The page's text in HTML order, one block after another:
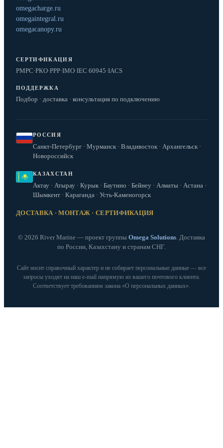
omegacharge.ru
omegaintegral.ru
omegacanopy.ru
СЕРТИФИКАЦИЯ
РМРС·РКО·РРР·IMO·IEC 60945·IACS
ПОДДЕРЖКА
Подбор · доставка · консультация по подключению
РОССИЯ
Санкт-Петербург · Мурманск · Владивосток · Архангельск ·
Новороссийск
КАЗАХСТАН
Актау · Атырау · Курык · Баутино · Бейнеу · Алматы · Астана ·
Шымкент · Караганда · Усть-Каменогорск
ДОСТАВКА · МОНТАЖ · СЕРТИФИКАЦИЯ
© 2026 River Marine — проект группы Omega Solutions. Доставка
по России, Казахстану и странам СНГ.
Сайт носит справочный характер и не собирает персональные данные — все
запросы уходят на наш e‑mail напрямую из вашего почтового клиента.
Соответствует требованиям закона «О персональных данных».